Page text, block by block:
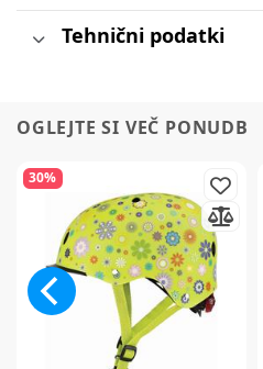
Tehnični podatki
OGLEJTE SI VEČ PONUDB
30%